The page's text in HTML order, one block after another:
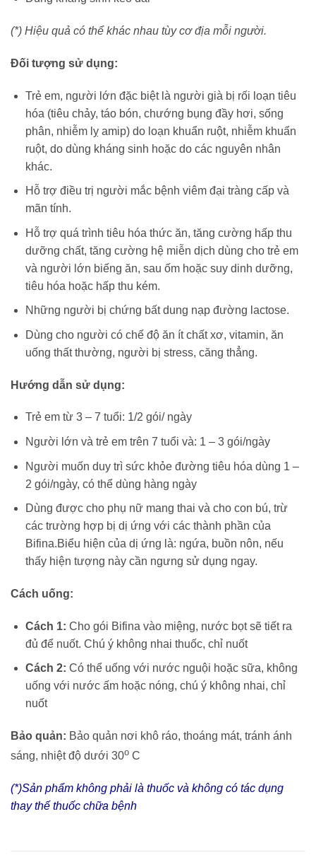
(*) Hiệu quả có thể khác nhau tùy cơ địa mỗi người.
Đối tượng sử dụng:
Trẻ em, người lớn đặc biệt là người già bị rối loạn tiêu
hóa (tiêu chảy, táo bón, chướng bụng đầy hơi, sống
phân, nhiễm lỵ amip) do loạn khuẩn ruột, nhiễm khuẩn
ruột, do dùng kháng sinh hoặc do các nguyên nhân
khác.
Hỗ trợ điều trị người mắc bệnh viêm đại tràng cấp và
mãn tính.
Hỗ trợ quá trình tiêu hóa thức ăn, tăng cường hấp thu
dưỡng chất, tăng cường hệ miễn dịch dùng cho trẻ em
và người lớn biếng ăn, sau ốm hoặc suy dinh dưỡng,
tiêu hóa hoặc hấp thu kém.
Những người bị chứng bất dung nạp đường lactose.
Dùng cho người có chế độ ăn ít chất xơ, vitamin, ăn
uống thất thường, người bị stress, căng thẳng.
Hướng dẫn sử dụng:
Trẻ em từ 3 – 7 tuổi: 1/2 gói/ ngày
Người lớn và trẻ em trên 7 tuổi và: 1 – 3 gói/ngày
Người muốn duy trì sức khỏe đường tiêu hóa dùng 1 –
2 gói/ngày, có thể dùng hàng ngày
Dùng được cho phụ nữ mang thai và cho con bú, trừ
các trường hợp bị dị ứng với các thành phần của
Bifina.Biểu hiện của dị ứng là: ngứa, buồn nôn, nếu
thấy hiện tượng này cần ngưng sử dụng ngay.
Cách uống:
Cách 1: Cho gói Bifina vào miệng, nước bọt sẽ tiết ra
đủ để nuốt. Chú ý không nhai thuốc, chỉ nuốt
Cách 2: Có thể uống với nước nguội hoặc sữa, không
uống với nước ấm hoặc nóng, chú ý không nhai, chỉ
nuốt
Bảo quản: Bảo quản nơi khô ráo, thoáng mát, tránh ánh
sáng, nhiệt độ dưới 30o C
(*)Sản phẩm không phải là thuốc và không có tác dụng
thay thế thuốc chữa bệnh